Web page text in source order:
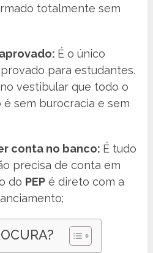
totalmente sem
É o único
para estudantes.
vestibular que todo o
sem burocracia e sem
conta no banco: É tudo
precisa de conta em
do PEP é direto com a